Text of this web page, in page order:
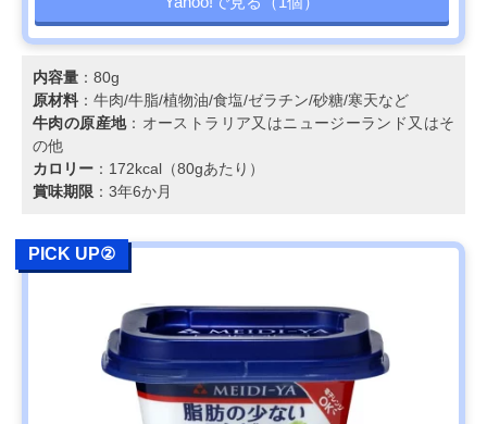
内容量 ：80g
原材料 ：牛肉/牛脂/植物油/食塩/ゼラチン/砂糖/寒天など
牛肉の原産地：オーストラリア又はニュージーランド又はそ
の他
カロリー ：172kcal（80gあたり）
賞味期限 ：3年6か月
PICK UP②